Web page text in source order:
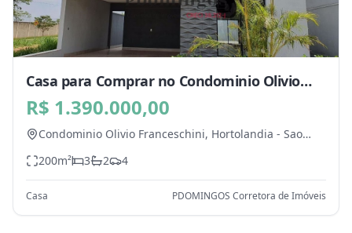
Casa para Comprar no Condominio Olivio
Franceschini, Hortolandia - SP
R$ 1.390.000,00
Condominio Olivio Franceschini, Hortolandia - Sao
200m² 3 2 4
Casa PDOMINGOS Corretora de Imóveis